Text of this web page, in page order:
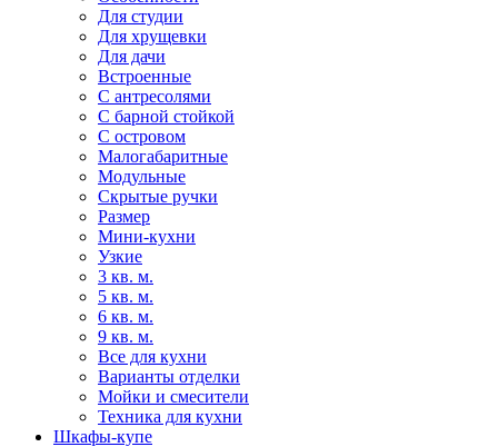
Для студии
Для хрущевки
Для дачи
Встроенные
С антресолями
С барной стойкой
С островом
Малогабаритные
Модульные
Скрытые ручки
Размер
Мини-кухни
Узкие
3 кв. м.
5 кв. м.
6 кв. м.
9 кв. м.
Все для кухни
Варианты отделки
Мойки и смесители
Техника для кухни
Шкафы-купе